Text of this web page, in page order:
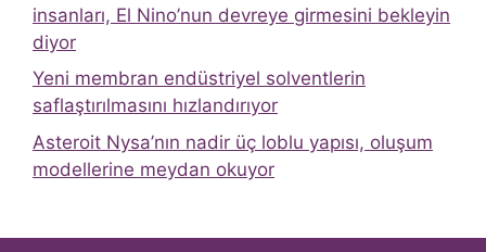
insanları, El Nino’nun devreye girmesini bekleyin
diyor
Yeni membran endüstriyel solventlerin
saflaştırılmasını hızlandırıyor
Asteroit Nysa’nın nadir üç loblu yapısı, oluşum
modellerine meydan okuyor